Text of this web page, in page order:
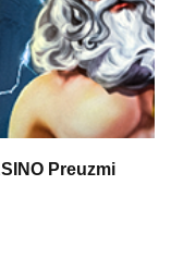
Preuzmi